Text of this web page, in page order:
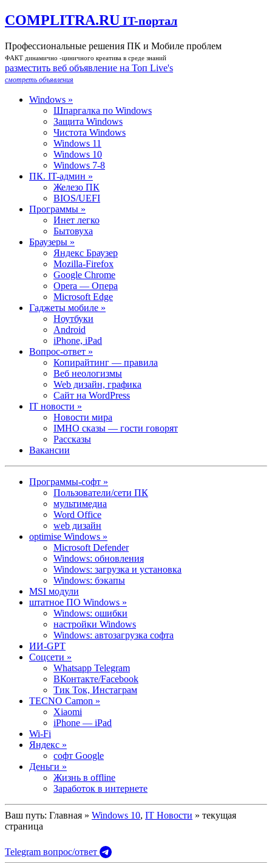
COMPLITRA.RU IT-портал
Профессиональные решения ПК и Мобиле проблем
ФАКТ динамично -циничного креатива в среде знаний
разместить веб объявление на Toп Live's
смотреть объявления
Windows »
Шпаргалка по Windows
Защита Windows
Чистота Windows
Windows 11
Windows 10
Windows 7-8
ПК. IT-админ »
Железо ПК
BIOS/UEFI
Программы »
Инет легко
Бытовуха
Браузеры »
Яндекс Браузер
Mozilla-Firefox
Google Chrome
Opera — Опера
Microsoft Edge
Гаджеты мобиле »
Ноутбуки
Android
iPhone, iPad
Вопрос-ответ »
Копирайтинг — правила
Веб неологизмы
Web дизайн, графика
Сайт на WordPress
IT новости »
Новости мира
IMHO сказы — гости говорят
Рассказы
Вакансии
Программы-софт »
Пользователи/сети ПК
мультимедиа
Word Office
web дизайн
optimise Windows »
Microsoft Defender
Windows: обновления
Windows: загрузка и установка
Windows: бэкапы
MSI модули
штатное ПО Windows »
Windows: ошибки
настройки Windows
Windows: автозагрузка софта
ИИ-GPT
Cоцсети »
Whatsapp Telegram
ВКонтакте/Facebook
Тик Ток, Инстаграм
TECNO Camon »
Xiaomi
iPhone — iPad
Wi-Fi
Яндекс »
софт Google
Деньги »
Жизнь в offline
Заработок в интернете
Ваш путь: Главная » Windows 10, IT Новости » текущая
страница
Telegram вопрос/ответ